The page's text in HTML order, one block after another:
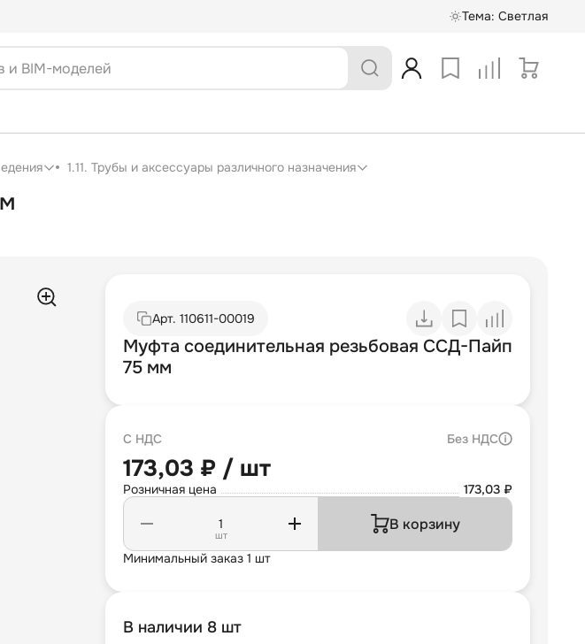
Тема: Светлая
1.11. Трубы и аксессуары различного назначения
Арт. 110611-00019
Муфта соединительная резьбовая ССД-Пайп
75 мм
С НДС Без НДС
173,03 ₽ / шт
Розничная цена 173,03 ₽
шт
В корзину
Минимальный заказ 1 шт
В наличии 8 шт